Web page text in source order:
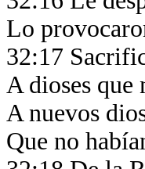
Lo
32:17
A dioses que
A nuevos
Que no